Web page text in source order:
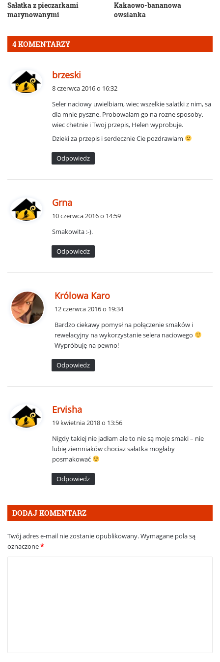
Sałatka z pieczarkami
marynowanymi
Kakaowo-bananowa
owsianka
4 KOMENTARZY
brzeski
z
e
:
8 czerwca 2016 o 16:32
Seler naciowy uwielbiam, wiec wszelkie salatki z nim, sa
dla mnie pyszne. Probowalam go na rozne sposoby,
wiec chetnie i Twoj przepis, Helen wyprobuje.
Dzieki za przepis i serdecznie Cie pozdrawiam
Odpowiedz
Grna
z
e
:
10 czerwca 2016 o 14:59
Smakowita :-).
Odpowiedz
Królowa Karo
z
e
:
12 czerwca 2016 o 19:34
Bardzo ciekawy pomysł na połączenie smaków i
rewelacyjny na wykorzystanie selera naciowego
Wypróbuję na pewno!
Odpowiedz
Ervisha
z
e
:
19 kwietnia 2018 o 13:56
Nigdy takiej nie jadłam ale to nie są moje smaki – nie
lubię ziemniaków chociaż sałatka mogłaby
posmakować
Odpowiedz
DODAJ KOMENTARZ
Twój adres e-mail nie zostanie opublikowany.Wymagane pola są
oznaczone*
a